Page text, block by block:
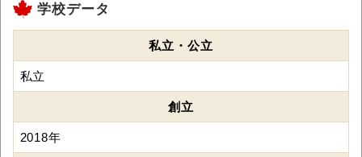
学校データ
私立・公立
私立
創立
2018年